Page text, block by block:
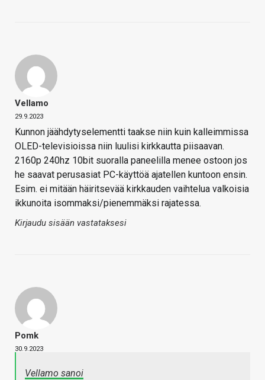
Vellamo
29.9.2023
Kunnon jäähdytyselementti taakse niin kuin kalleimmissa
OLED-televisioissa niin luulisi kirkkautta piisaavan.
2160p 240hz 10bit suoralla paneelilla menee ostoon jos
he saavat perusasiat PC-käyttöä ajatellen kuntoon ensin.
Esim. ei mitään häiritsevää kirkkauden vaihtelua valkoisia
ikkunoita isommaksi/pienemmäksi rajatessa.
Kirjaudu sisään vastataksesi
Pomk
30.9.2023
Vellamo sanoi